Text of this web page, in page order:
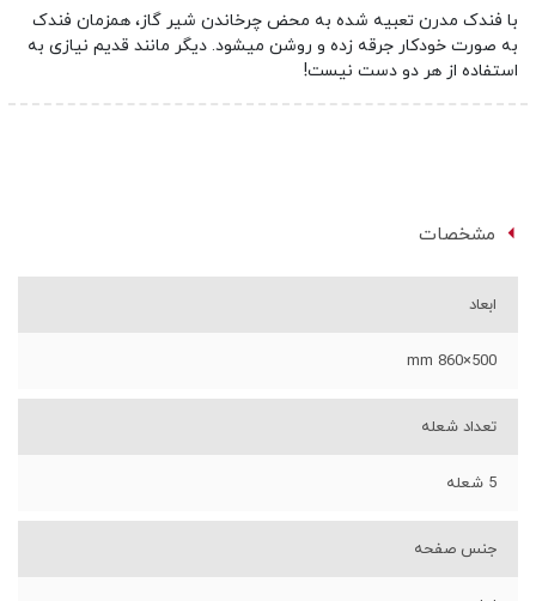
با فندک مدرن تعبیه شده به محض چرخاندن شیر گاز، همزمان فندک
به صورت خودکار جرقه زده و روشن میشود. دیگر مانند قدیم نیازی به
استفاده از هر دو دست نیست!
مشخصات
ابعاد
500×860 mm
تعداد شعله
5 شعله
جنس صفحه